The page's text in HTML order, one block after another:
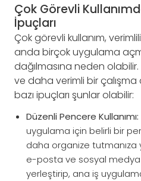
Çok Görevli
İpuçları
Çok görevli kullanım,
anda birçok uygulama
dağılmasına neden
ve daha verimli bir çalışma
bazı ipuçları şunlar olabilir:
Düzenli Pencere Kullanımı:
uygulama için belirli bir
daha organize tutmanıza
e-posta ve sosyal medya
yerleştirip, ana iş